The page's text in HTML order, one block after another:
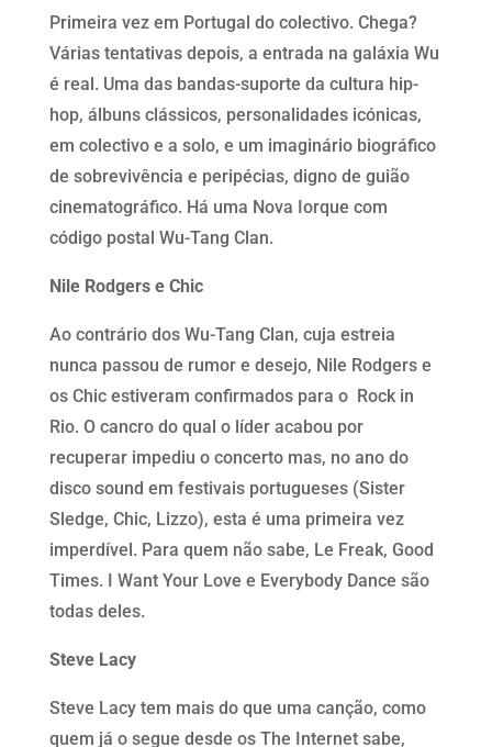
Primeira vez em Portugal do colectivo. Chega?
Várias tentativas depois, a entrada na galáxia Wu
é real. Uma das bandas-suporte da cultura hip-
hop, álbuns clássicos, personalidades icónicas,
em colectivo e a solo, e um imaginário biográfico
de sobrevivência e peripécias, digno de guião
cinematográfico. Há uma Nova Iorque com
código postal Wu-Tang Clan.
Nile Rodgers e Chic
Ao contrário dos Wu-Tang Clan, cuja estreia
nunca passou de rumor e desejo, Nile Rodgers e
os Chic estiveram confirmados para o Rock in
Rio. O cancro do qual o líder acabou por
recuperar impediu o concerto mas, no ano do
disco sound em festivais portugueses (Sister
Sledge, Chic, Lizzo), esta é uma primeira vez
imperdível. Para quem não sabe, Le Freak, Good
Times. I Want Your Love e Everybody Dance são
todas deles.
Steve Lacy
Steve Lacy tem mais do que uma canção, como
quem já o segue desde os The Internet sabe,